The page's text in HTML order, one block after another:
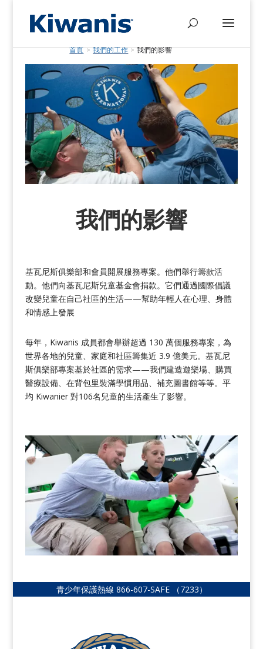
首頁 > 我們的工作 > 我們的影響
我們的影響
基瓦尼斯俱樂部和會員開展服務專案。他們舉行籌款活
動。他們向基瓦尼斯兒童基金會捐款。它們通過國際倡議
改變兒童在自己社區的生活——幫助年輕人在心理、身體
和情感上發展
每年，Kiwanis 成員都會舉辦超過 130 萬個服務專案，為
世界各地的兒童、家庭和社區籌集近 3.9 億美元。基瓦尼
斯俱樂部專案基於社區的需求——我們建造遊樂場、購買
醫療設備、在背包里裝滿學慣用品、補充圖書館等等。平
均 Kiwanier 對106名兒童的生活產生了影響。
青少年保護熱線 866-607-SAFE （7233）